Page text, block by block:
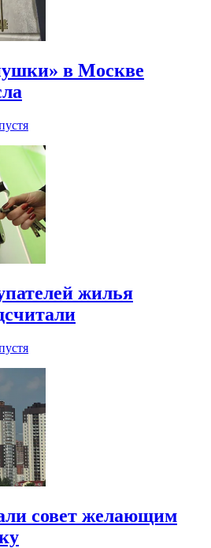
в Москве
жилья
совет желающим